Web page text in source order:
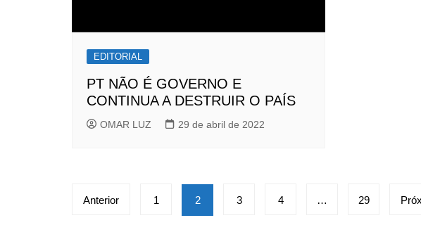
EDITORIAL
PT NÃO É GOVERNO E
CONTINUA A DESTRUIR O PAÍS
OMAR LUZ 29 de abril de 2022
Paginação
Anterior 1 2 3 4 … 29